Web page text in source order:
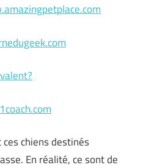
ces chiens destinés
En réalité, ce sont de